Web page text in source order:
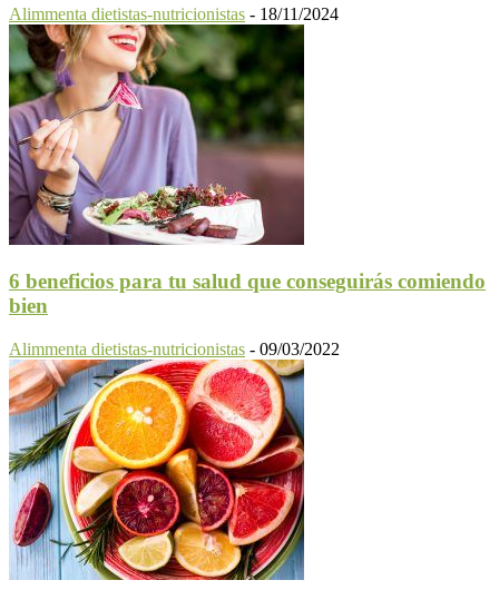
Alimmenta dietistas-nutricionistas - 18/11/2024
6 beneficios para tu salud que conseguirás comiendo
bien
Alimmenta dietistas-nutricionistas - 09/03/2022